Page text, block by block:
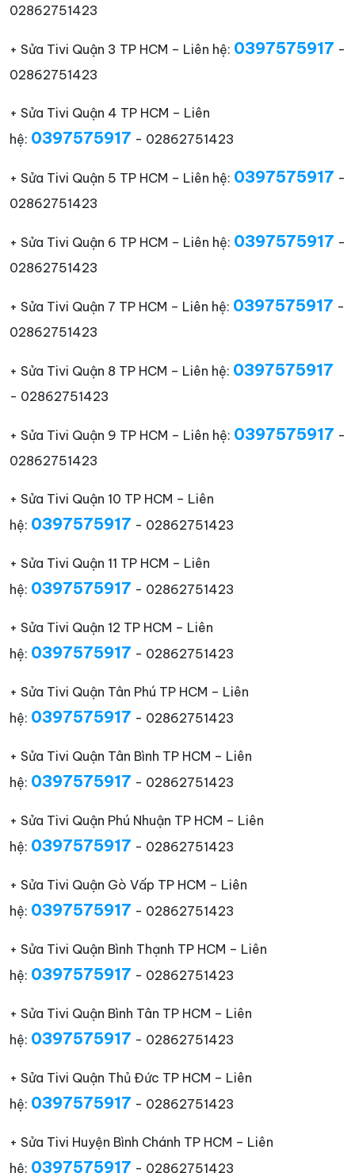
02862751423
+ Sửa Tivi Quận 3 TP HCM – Liên hệ: 0397575917 -
02862751423
+ Sửa Tivi Quận 4 TP HCM – Liên
hệ: 0397575917 - 02862751423
+ Sửa Tivi Quận 5 TP HCM – Liên hệ: 0397575917 -
02862751423
+ Sửa Tivi Quận 6 TP HCM – Liên hệ: 0397575917 -
02862751423
+ Sửa Tivi Quận 7 TP HCM – Liên hệ: 0397575917 -
02862751423
+ Sửa Tivi Quận 8 TP HCM – Liên hệ: 0397575917
- 02862751423
+ Sửa Tivi Quận 9 TP HCM – Liên hệ: 0397575917 -
02862751423
+ Sửa Tivi Quận 10 TP HCM – Liên
hệ: 0397575917 - 02862751423
+ Sửa Tivi Quận 11 TP HCM – Liên
hệ: 0397575917 - 02862751423
+ Sửa Tivi Quận 12 TP HCM – Liên
hệ: 0397575917 - 02862751423
+ Sửa Tivi Quận Tân Phú TP HCM – Liên
hệ: 0397575917 - 02862751423
+ Sửa Tivi Quận Tân Bình TP HCM – Liên
hệ: 0397575917 - 02862751423
+ Sửa Tivi Quận Phú Nhuận TP HCM – Liên
hệ: 0397575917 - 02862751423
+ Sửa Tivi Quận Gò Vấp TP HCM – Liên
hệ: 0397575917 - 02862751423
+ Sửa Tivi Quận Bình Thạnh TP HCM – Liên
hệ: 0397575917 - 02862751423
+ Sửa Tivi Quận Bình Tân TP HCM – Liên
hệ: 0397575917 - 02862751423
+ Sửa Tivi Quận Thủ Đức TP HCM – Liên
hệ: 0397575917 - 02862751423
+ Sửa Tivi Huyện Bình Chánh TP HCM – Liên
hệ: 0397575917 - 02862751423